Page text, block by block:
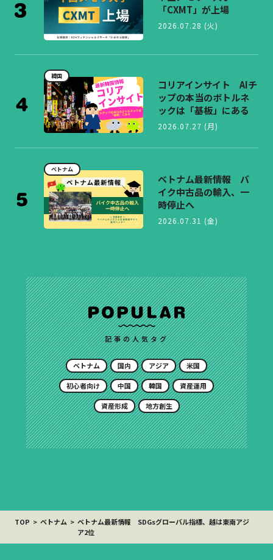
「CXMT」が上場
2026.07.28 (火)
韓国
コリアインサイト AIチ
ップの本当のボトルネ
ックは「基板」にある
2026.07.27 (月)
ベトナム
ベトナム最新情報 バ
イク中古品の輸入、一
時停止へ
2026.07.31 (金)
記事の人気タグ
ベトナム 国内 アジア 米国
初心者向け 中国 韓国 資産運用
資産形成 地方創生
TOP ベトナム
ベトナム最新情報 SDGsグローバル指標、越は東南アジ
ア2位